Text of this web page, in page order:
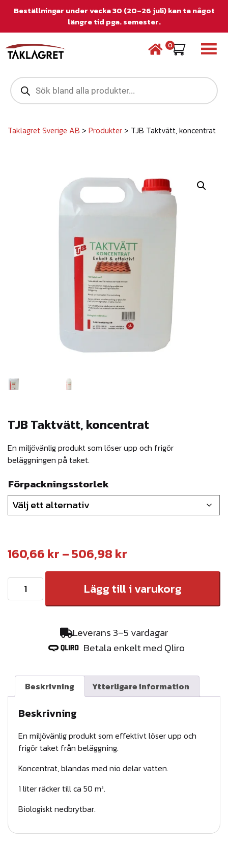
Beställningar under vecka 30 (20–26 juli) kan ta något
längre tid pga. semester.
0
P
r
o
c
Taklagret Sverige AB > Produkter > TJB Taktvätt, koncentrat
TJB Taktvätt, koncentrat
En miljövänlig produkt som löser upp och frigör
beläggningen på taket.
Förpackningsstorlek
160,66 kr – 506,98 kr
r
i
s
i
n
e
r
a
l
J
ä
n
Lägg till i varukorg
Leverans 3–5 vardagar
Betala enkelt med Qliro
Beskrivning Ytterligare information
Beskrivning
En miljövänlig produkt som effektivt löser upp och
frigör taket från beläggning.
Koncentrat, blandas med nio delar vatten.
1 liter räcker till ca 50 m².
Biologiskt nedbrytbar.